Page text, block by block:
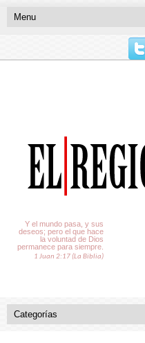
Y el mundo pasa, y sus
deseos; pero el que hace
la voluntad de Dios
permanece para siempre.
1 Juan 2:17 (La Biblia)